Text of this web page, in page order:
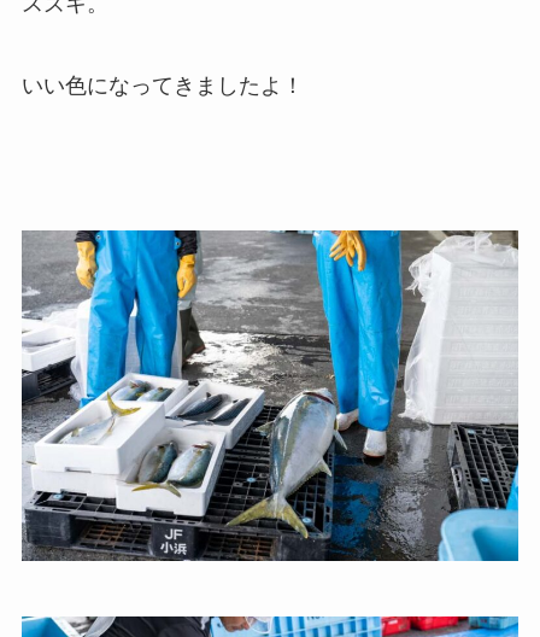
いい色になってきましたよ！